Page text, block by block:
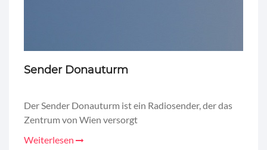
Sender Donauturm
Der Sender Donauturm ist ein Radiosender, der das
Zentrum von Wien versorgt
Weiterlesen